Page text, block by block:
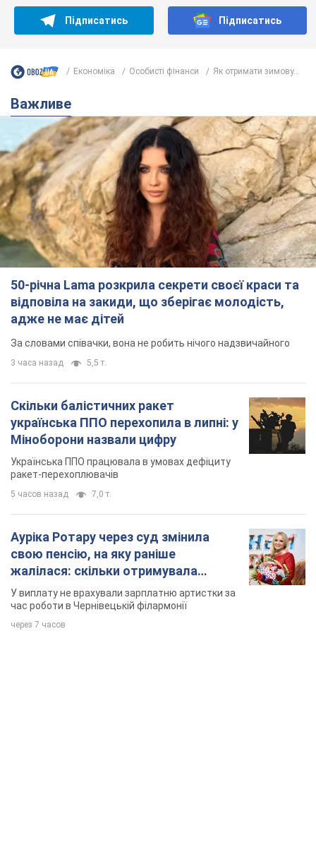
Підписатись Підписатись
Економіка Особисті фінанси Як отримати зимову...
Важливе
50-річна Lama розкрила секрети своєї краси та
відповіла на закиди, що зберігає молодість,
адже не має дітей
За словами співачки, вона не робить нічого надзвичайного
3 часа назад 5,5 т.
Скільки балістичних ракет
українська ППО перехопила в липні: у
Міноборони назвали цифру
Українська ППО працювала в умовах дефіциту
ракет-перехоплювачів
5 часов назад 7,0 т.
Ауріка Ротару через суд змінила
свою пенсію, на яку раніше
жалілася: скільки отримувала
співачка
У виплату не врахували зарплатню артистки за
час роботи в Чернівецькій філармонії
через 7 часов